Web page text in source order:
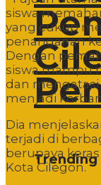
Trending
siswa
yang cukup
penanganan
Dengan
siswa mampu
dan
menjadi
Dia
terjadi di
berupaya
Kota Cilegon.